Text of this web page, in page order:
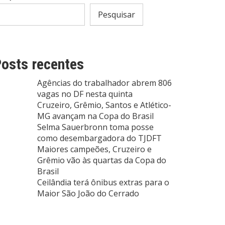
Pesquisar
recentes
Agências do trabalhador abrem 806
vagas no DF nesta quinta
Cruzeiro, Grêmio, Santos e Atlético-
MG avançam na Copa do Brasil
Selma Sauerbronn toma posse
como desembargadora do TJDFT
Maiores campeões, Cruzeiro e
Grêmio vão às quartas da Copa do
Brasil
Ceilândia terá ônibus extras para o
Maior São João do Cerrado